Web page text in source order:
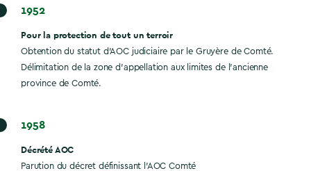
1952
Pour la protection de tout un terroir
Obtention du statut d’AOC judiciaire par le Gruyère de Comté.
Délimitation de la zone d’appellation aux limites de l’ancienne
province de Comté.
1958
Décrété AOC
Parution du décret définissant l’AOC Comté